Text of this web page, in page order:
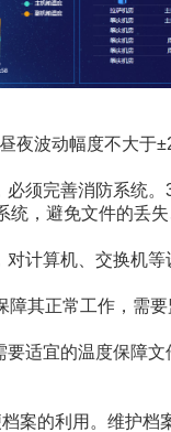
夜波动幅度不大于
须完善消防系统。
，避免文件的丢
计算机、交换机
其正常工作，需
适宜的温度保障
案的利用。维护档